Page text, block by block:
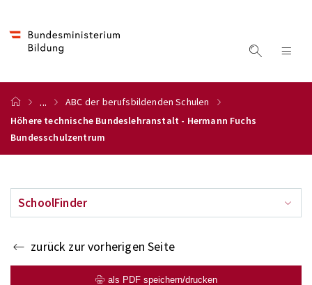
...
ABC der berufsbildenden Schulen
Höhere technische Bundeslehranstalt - Hermann Fuchs
Bundesschulzentrum
SchoolFinder
zurück zur vorherigen Seite
als PDF speichern/drucken